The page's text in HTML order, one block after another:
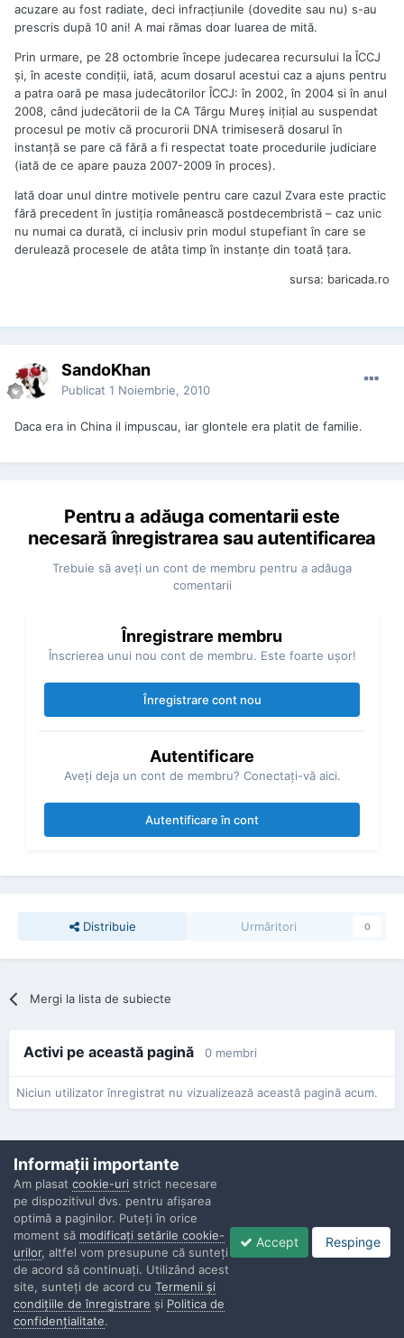
acuzare au fost radiate, deci infracţiunile (dovedite sau nu) s-au
prescris după 10 ani! A mai rămas doar luarea de mită.
Prin urmare, pe 28 octombrie începe judecarea recursului la ÎCCJ
şi, în aceste condiţii, iată, acum dosarul acestui caz a ajuns pentru
a patra oară pe masa judecătorilor ÎCCJ: în 2002, în 2004 si în anul
2008, când judecătorii de la CA Târgu Mureş iniţial au suspendat
procesul pe motiv că procurorii DNA trimiseseră dosarul în
instanţă se pare că fără a fi respectat toate procedurile judiciare
(iată de ce apare pauza 2007-2009 în proces).
Iată doar unul dintre motivele pentru care cazul Zvara este practic
fără precedent în justiţia românească postdecembristă – caz unic
nu numai ca durată, ci inclusiv prin modul stupefiant în care se
derulează procesele de atâta timp în instanţe din toată ţara.
sursa: baricada.ro
SandoKhan
Publicat 1 Noiembrie, 2010
Daca era in China il impuscau, iar glontele era platit de familie.
Pentru a adăuga comentarii este
necesară înregistrarea sau autentificarea
Trebuie să aveţi un cont de membru pentru a adăuga
comentarii
Înregistrare membru
Înscrierea unui nou cont de membru. Este foarte uşor!
Înregistrare cont nou
Autentificare
Aveţi deja un cont de membru? Conectaţi-vă aici.
Autentificare în cont
Distribuie Urmăritori 0
Mergi la lista de subiecte
Activi pe această pagină 0 membri
Niciun utilizator înregistrat nu vizualizează această pagină acum.
Confidenţialitate Contactaţi-ne
Copyright © Politisti.ro, 2010 - 2026
Powered by Invision Community
Informaţii importante
Am plasat cookie-uri strict necesare
pe dispozitivul dvs. pentru afişarea
optimă a paginilor. Puteţi în orice
moment să modificaţi setările cookie-
urilor, altfel vom presupune că sunteţi
de acord să continuaţi. Utilizând acest
site, sunteţi de acord cu Termenii şi
condiţiile de înregistrare şi Politica de
confidenţialitate.
Accept Respinge